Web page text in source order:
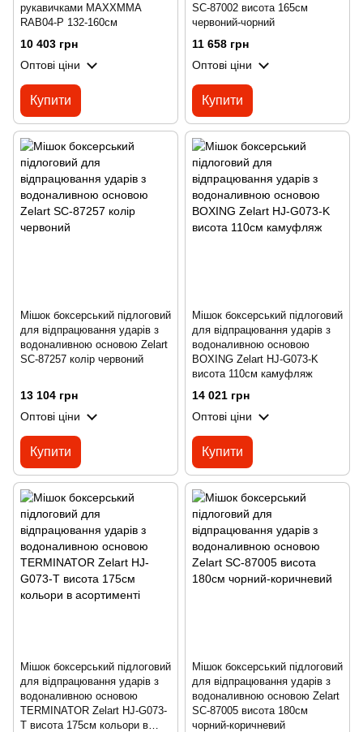
рукавичками MAXXMMA
RAB04-P 132-160см
10 403 грн
Оптові ціни
Купити
SC-87002 висота 165см
червоний-чорний
11 658 грн
Оптові ціни
Купити
Мішок боксерський підлоговий
для відпрацювання ударів з
водоналивною основою Zelart
SC-87257 колір червоний
13 104 грн
Оптові ціни
Купити
Мішок боксерський підлоговий
для відпрацювання ударів з
водоналивною основою
BOXING Zelart HJ-G073-K
висота 110см камуфляж
14 021 грн
Оптові ціни
Купити
Мішок боксерський підлоговий
для відпрацювання ударів з
водоналивною основою
TERMINATOR Zelart HJ-G073-
T висота 175см кольори в
Мішок боксерський підлоговий
для відпрацювання ударів з
водоналивною основою Zelart
SC-87005 висота 180см
чорний-коричневий